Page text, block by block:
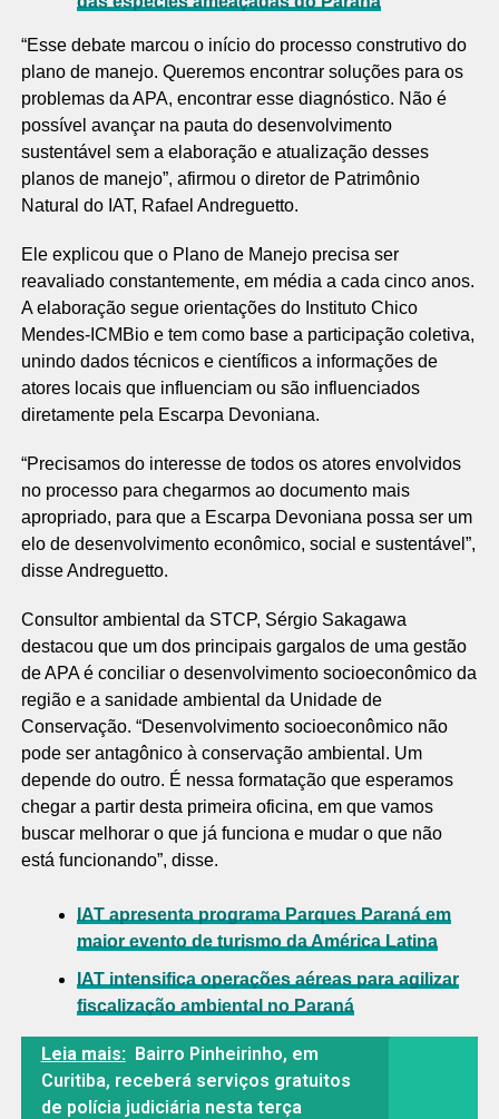
“Esse debate marcou o início do processo construtivo do
plano de manejo. Queremos encontrar soluções para os
problemas da APA, encontrar esse diagnóstico. Não é
possível avançar na pauta do desenvolvimento
sustentável sem a elaboração e atualização desses
planos de manejo”, afirmou o diretor de Patrimônio
Natural do IAT, Rafael Andreguetto.
Ele explicou que o Plano de Manejo precisa ser
reavaliado constantemente, em média a cada cinco anos.
A elaboração segue orientações do Instituto Chico
Mendes-ICMBio e tem como base a participação coletiva,
unindo dados técnicos e científicos a informações de
atores locais que influenciam ou são influenciados
diretamente pela Escarpa Devoniana.
“Precisamos do interesse de todos os atores envolvidos
no processo para chegarmos ao documento mais
apropriado, para que a Escarpa Devoniana possa ser um
elo de desenvolvimento econômico, social e sustentável”,
disse Andreguetto.
Consultor ambiental da STCP, Sérgio Sakagawa
destacou que um dos principais gargalos de uma gestão
de APA é conciliar o desenvolvimento socioeconômico da
região e a sanidade ambiental da Unidade de
Conservação. “Desenvolvimento socioeconômico não
pode ser antagônico à conservação ambiental. Um
depende do outro. É nessa formatação que esperamos
chegar a partir desta primeira oficina, em que vamos
buscar melhorar o que já funciona e mudar o que não
está funcionando”, disse.
IAT apresenta programa Parques Paraná em
maior evento de turismo da América Latina
IAT intensifica operações aéreas para agilizar
fiscalização ambiental no Paraná
Leia mais: Bairro Pinheirinho, em
Curitiba, receberá serviços gratuitos
de polícia judiciária nesta terça